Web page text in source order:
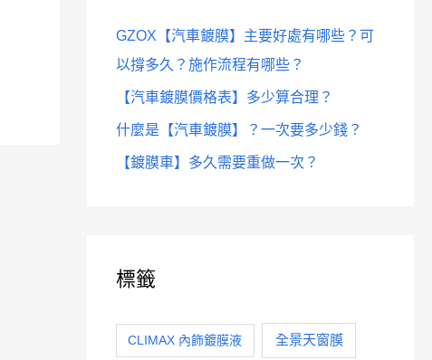
GZOX【汽車鍍膜】主要好處有哪些？可
以撐多久？施作流程有哪些？
【汽車鍍膜價格表】多少算合理？
什麼是【汽車鍍膜】？一次要多少錢？
【鍍膜車】多久需要重做一次？
標籤
CLIMAX 內飾鍍膜液 全景天窗膜